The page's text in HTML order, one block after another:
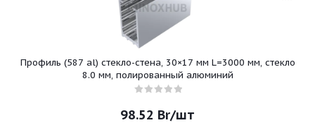
Профиль (587 al) стекло-стена, 30×17 мм L=3000 мм, стекло
8.0 мм, полированный алюминий
98.52 Br/шт